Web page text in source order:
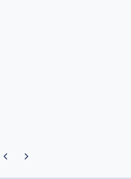
Vorherige Karussell-Folie
Nächste Karussell-Folie